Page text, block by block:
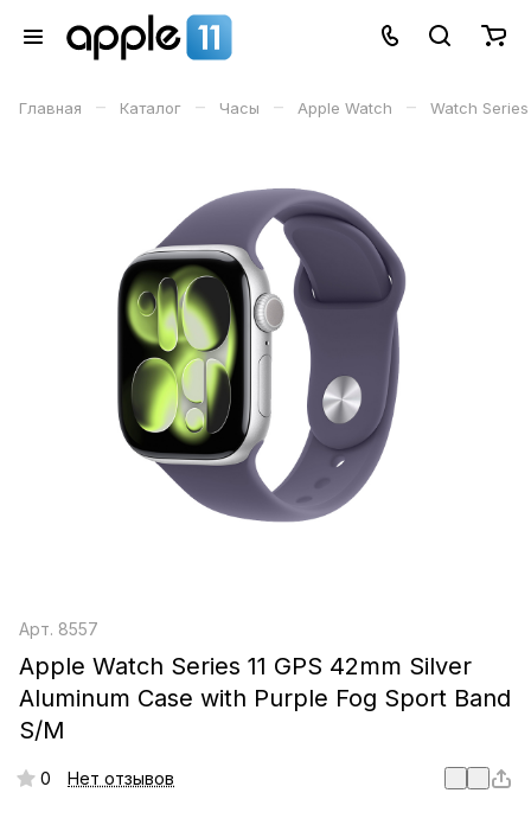
Главная – Каталог – Часы – Apple Watch – Watch Series
Арт. 8557
Apple Watch Series 11 GPS 42mm Silver
Aluminum Case with Purple Fog Sport Band
S/M
0 Нет отзывов